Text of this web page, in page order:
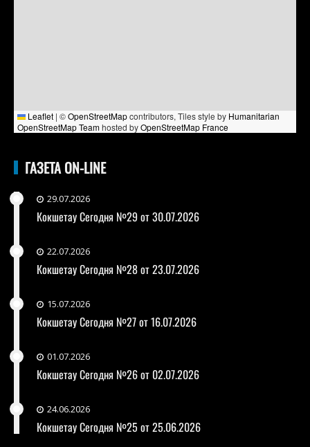
Leaflet | ©OpenStreetMapcontributors, Tiles style by Humanitarian
OpenStreetMap Teamhosted byOpenStreetMap France
ГАЗЕТА ON-LINE
29.07.2026
Кокшетау Сегодня №29 от 30.07.2026
22.07.2026
Кокшетау Сегодня №28 от 23.07.2026
15.07.2026
Кокшетау Сегодня №27 от 16.07.2026
01.07.2026
Кокшетау Сегодня №26 от 02.07.2026
24.06.2026
Кокшетау Сегодня №25 от 25.06.2026